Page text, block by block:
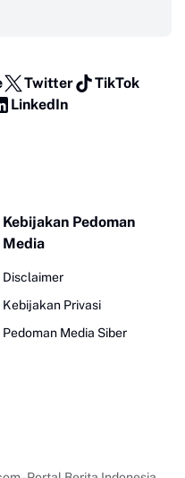
Twitter
TikTok
LinkedIn
Kebijakan Pedoman
Media
Disclaimer
Kebijakan Privasi
Pedoman Media Siber